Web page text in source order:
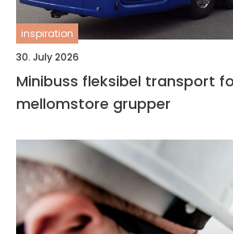
inspiration
30. July 2026
Minibuss fleksibel transport for små og
mellomstore grupper